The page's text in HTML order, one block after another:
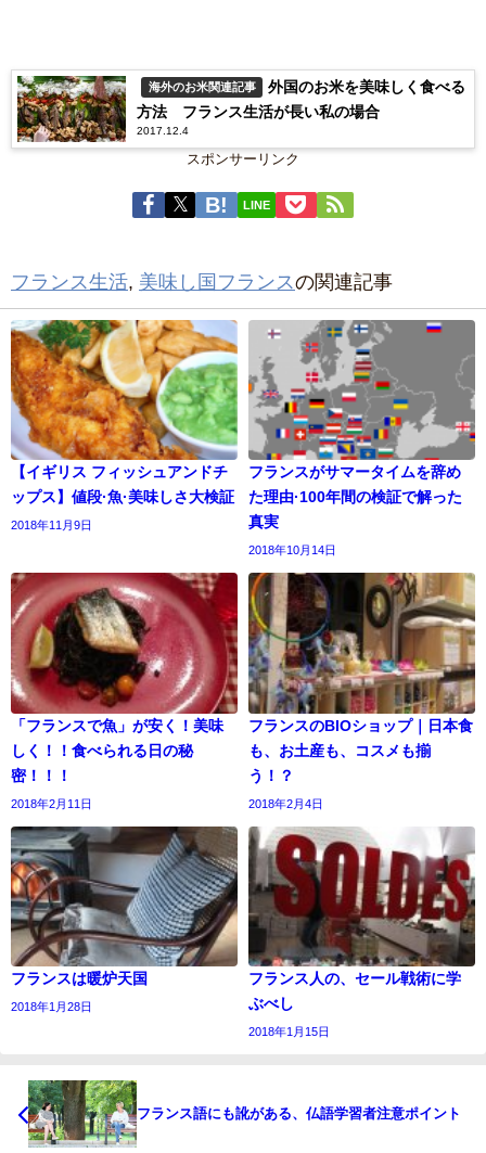
海外のお米関連記事
外国のお米を美味しく食べる
方法 フランス生活が長い私の場合
2017.12.4
スポンサーリンク
LINE
フランス生活, 美味し国フランスの関連記事
【イギリス フィッシュアンドチ
ップス】値段·魚·美味しさ大検証
2018年11月9日
フランスがサマータイムを辞め
た理由·100年間の検証で解った
真実
2018年10月14日
「フランスで魚」が安く！美味
しく！！食べられる日の秘
密！！！
2018年2月11日
フランスのBIOショップ｜日本食
も、お土産も、コスメも揃
う！？
2018年2月4日
フランスは暖炉天国
2018年1月28日
フランス人の、セール戦術に学
ぶべし
2018年1月15日
フランス語にも訛がある、仏語学習者注意ポイント